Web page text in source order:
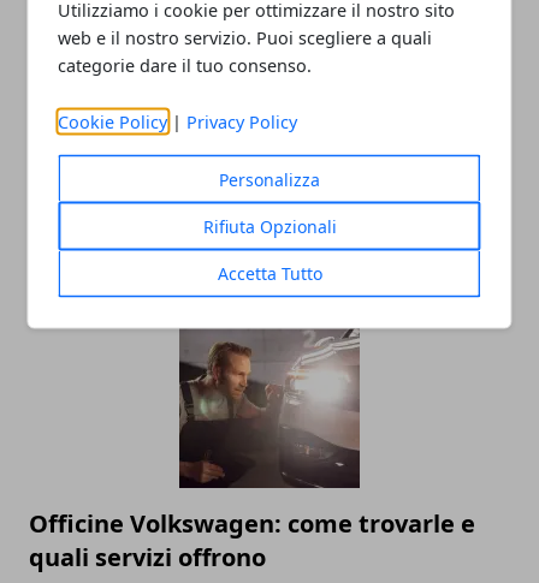
Utilizziamo i cookie per ottimizzare il nostro sito
web e il nostro servizio. Puoi scegliere a quali
categorie dare il tuo consenso.
Cookie Policy | Privacy Policy
Personalizza
Rifiuta Opzionali
Accetta Tutto
Redazione
ARTICOLI CORRELATI
Officine Volkswagen: come trovarle e
quali servizi offrono